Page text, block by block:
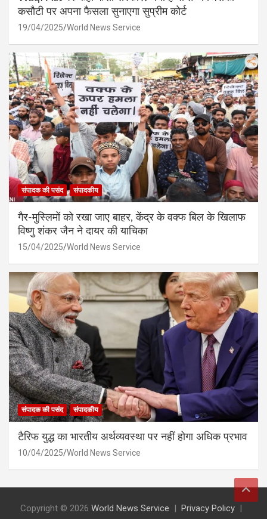
कसौटी पर अपना फैसला सुनाएगा सुप्रीम कोर्ट
19/04/2025 World News Service
संपादक की पसंद संपादकीय
गैर-मुस्लिमों को रखा जाए बाहर, केंद्र के वक्फ बिल के खिलाफ
विष्णु शंकर जैन ने दायर की याचिका
15/04/2025 World News Service
संपादक की पसंद संपादकीय
टैरिफ युद्ध का भारतीय अर्थव्यवस्था पर नहीं होगा अधिक प्रभाव
10/04/2025 World News Service
Copyright © 2026 World News Service
Privacy Policy